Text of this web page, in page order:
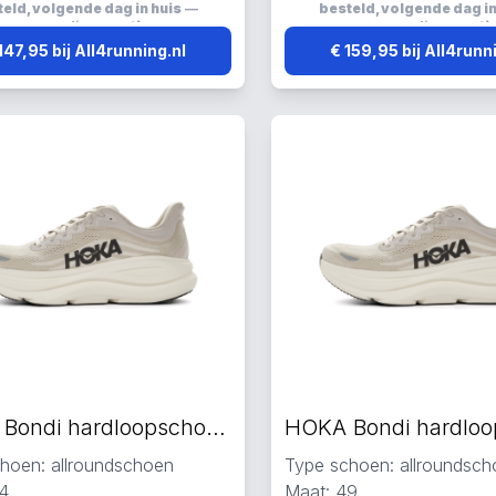
volgende dag in huis—
verzending:gratis
bij All4running.nl
besteld, volgende dag
verzending:
€ 159,95 bij
HOKA Bondi hardloopschoenen beige
allroundschoen
Type schoen:
Maat: 49